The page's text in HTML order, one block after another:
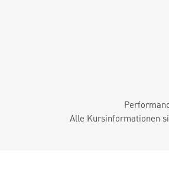
Alle Kursinformationen